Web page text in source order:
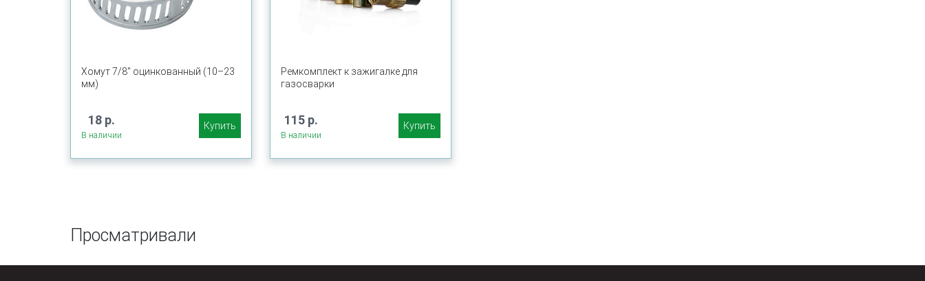
Хомут 7/8" оцинкованный (10–23
мм)
18 р.
В наличии
Купить
Ремкомплект к зажигалке для
газосварки
115 р.
В наличии
Купить
Просматривали